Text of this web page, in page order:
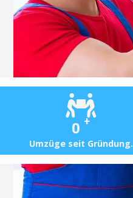
0 +
Umzüge seit Gründung.